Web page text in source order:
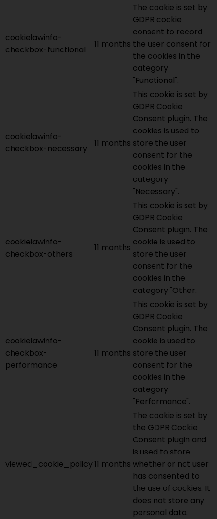
cookielawinfo-
checkbox-functional
11 months
The cookie is set by
GDPR cookie
consent to record
the user consent for
the cookies in the
category
"Functional".
cookielawinfo-
checkbox-necessary
11 months
This cookie is set by
GDPR Cookie
Consent plugin. The
cookies is used to
store the user
consent for the
cookies in the
category
"Necessary".
cookielawinfo-
checkbox-others
11 months
This cookie is set by
GDPR Cookie
Consent plugin. The
cookie is used to
store the user
consent for the
cookies in the
category "Other.
cookielawinfo-
checkbox-
performance
11 months
This cookie is set by
GDPR Cookie
Consent plugin. The
cookie is used to
store the user
consent for the
cookies in the
category
"Performance".
viewed_cookie_policy11 months
The cookie is set by
the GDPR Cookie
Consent plugin and
is used to store
whether or not user
has consented to
the use of cookies. It
does not store any
personal data.